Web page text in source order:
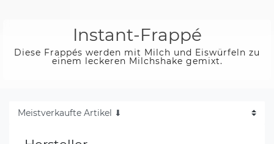
Instant-Frappé
Diese Frappés werden mit Milch und Eiswürfeln zu
einem leckeren Milchshake gemixt.